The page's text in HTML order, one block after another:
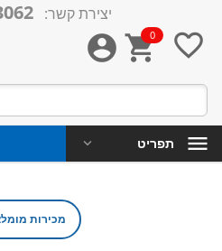
יצירת קשר:

0


תפריט
מכירות